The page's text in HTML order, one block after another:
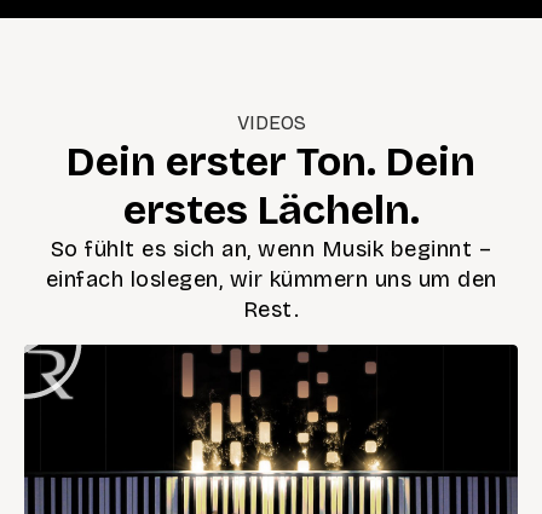
VIDEOS
Dein erster Ton. Dein
erstes Lächeln.
So fühlt es sich an, wenn Musik beginnt –
einfach loslegen, wir kümmern uns um den
Rest.